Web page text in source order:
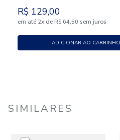
R$ 129,00
em até 2x de R$ 64,50 sem juros
ADICIONAR AO CARRINHO
SIMILARES